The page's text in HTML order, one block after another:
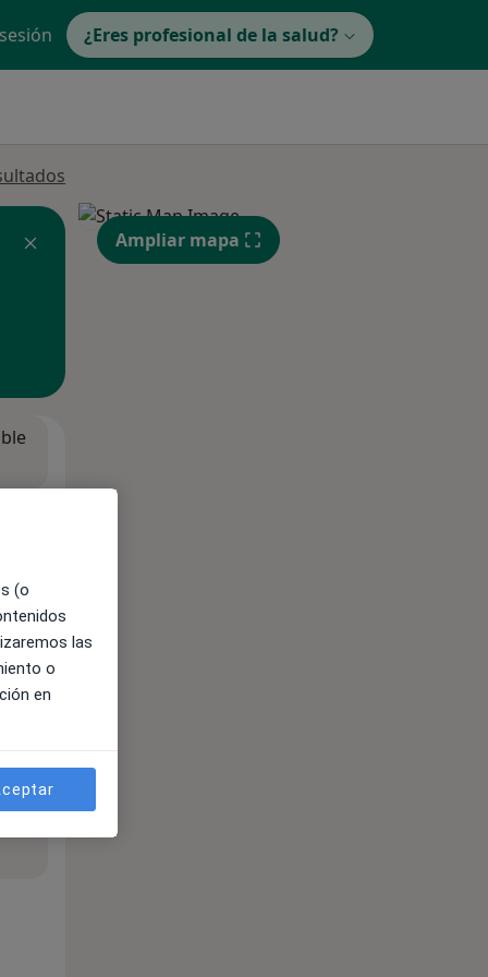
¿Eres profesional de la salud?
Ampliar mapa
(o
las
o
en